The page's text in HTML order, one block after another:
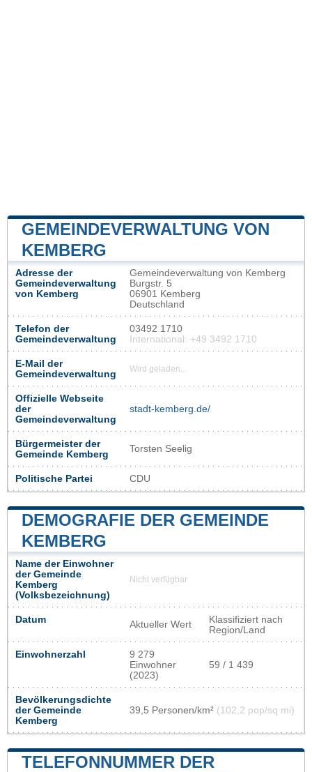
GEMEINDEVERWALTUNG VON
KEMBERG
Adresse der
Gemeindeverwaltung
von Kemberg
Gemeindeverwaltung von Kemberg
Burgstr. 5
06901 Kemberg
Deutschland
Telefon der
Gemeindeverwaltung
03492 1710
International: +49 3492 1710
E-Mail der
Gemeindeverwaltung
Wird geladen...
Offizielle Webseite
der
Gemeindeverwaltung
stadt-kemberg.de/
Bürgermeister der
Gemeinde Kemberg
Torsten Seelig
Politische Partei CDU
DEMOGRAFIE DER GEMEINDE
KEMBERG
Name der Einwohner
der Gemeinde
Kemberg
(Volksbezeichnung)
Nicht verfügbar
Datum Aktueller Wert
Klassifiziert nach
Region/Land
Einwohnerzahl
9 279
Einwohner
(2023)
59 / 1 439
Bevölkerungsdichte
der Gemeinde
Kemberg
39,5 Personen/km² (102,2 pop/sq mi)
TELEFONNUMMER DER